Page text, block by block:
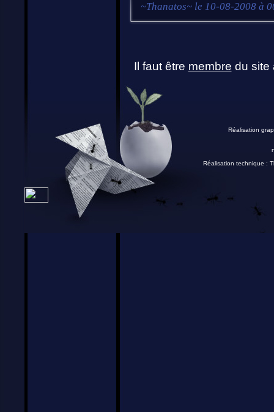
~Thanatos~ le 10-08-2008 à
Il faut être membre du site
Réalisation
Réalisation technique :